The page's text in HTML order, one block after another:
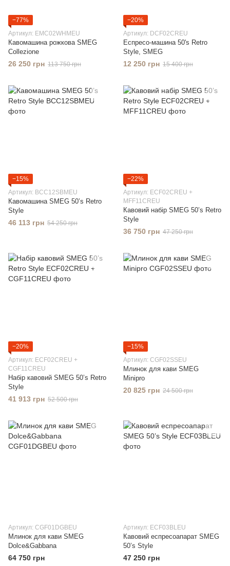
−77%
Артикул: EMC02WHMEU
Кавомашина рожкова SMEG
Collezione
26 250 грн 113 750 грн
−20%
Артикул: DCF02CREU
Еспресо-машина 50's Retro
Style, SMEG
12 250 грн 15 400 грн
−15%
Артикул: BCC12SBMEU
Кавомашина SMEG 50’s Retro
Style
46 113 грн 54 250 грн
−22%
Артикул: ECF02CREU +
MFF11CREU
Кавовий набір SMEG 50’s Retro
Style
36 750 грн 47 250 грн
−20%
Артикул: ECF02CREU +
CGF11CREU
Набір кавовий SMEG 50’s Retro
Style
41 913 грн 52 500 грн
−15%
Артикул: CGF02SSEU
Млинок для кави SMEG
Minipro
20 825 грн 24 500 грн
Артикул: CGF01DGBEU
Млинок для кави SMEG
Dolce&Gabbana
64 750 грн
Артикул: ECF03BLEU
Кавовий еспресоапарат SMEG
50’s Style
47 250 грн